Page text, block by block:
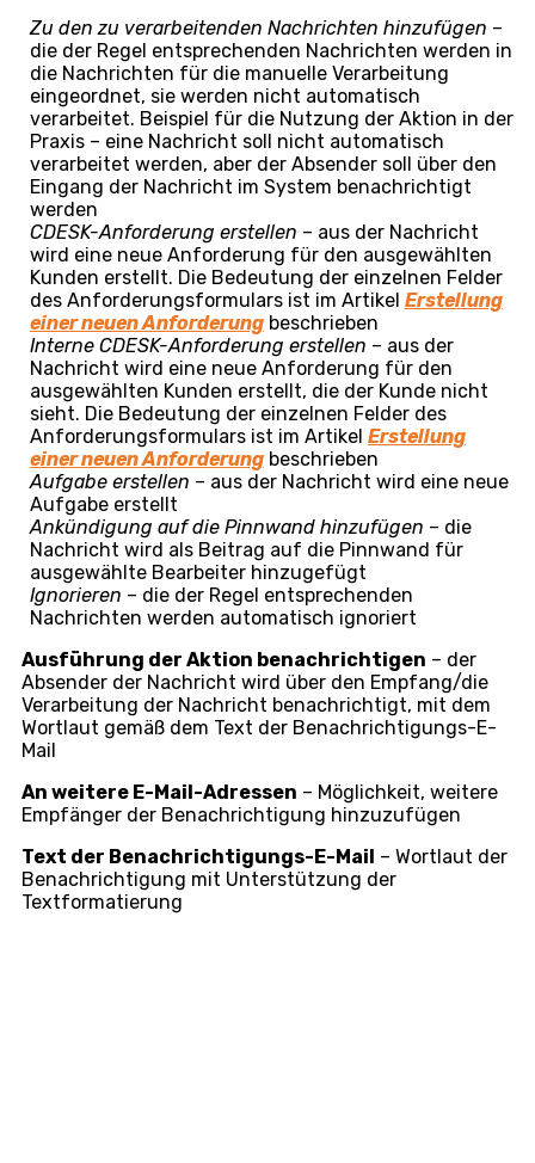
Zu den zu verarbeitenden Nachrichten hinzufügen –
die der Regel entsprechenden Nachrichten werden in
die Nachrichten für die manuelle Verarbeitung
eingeordnet, sie werden nicht automatisch
verarbeitet. Beispiel für die Nutzung der Aktion in der
Praxis – eine Nachricht soll nicht automatisch
verarbeitet werden, aber der Absender soll über den
Eingang der Nachricht im System benachrichtigt
werden
CDESK-Anforderung erstellen – aus der Nachricht
wird eine neue Anforderung für den ausgewählten
Kunden erstellt. Die Bedeutung der einzelnen Felder
des Anforderungsformulars ist im Artikel Erstellung
einer neuen Anforderungbeschrieben
Interne CDESK-Anforderung erstellen – aus der
Nachricht wird eine neue Anforderung für den
ausgewählten Kunden erstellt, die der Kunde nicht
sieht. Die Bedeutung der einzelnen Felder des
Anforderungsformulars ist im Artikel Erstellung
einer neuen Anforderungbeschrieben
Aufgabe erstellen – aus der Nachricht wird eine neue
Aufgabe erstellt
Ankündigung auf die Pinnwand hinzufügen – die
Nachricht wird als Beitrag auf die Pinnwand für
ausgewählte Bearbeiter hinzugefügt
Ignorieren – die der Regel entsprechenden
Nachrichten werden automatisch ignoriert
Ausführung der Aktion benachrichtigen – der
Absender der Nachricht wird über den Empfang/die
Verarbeitung der Nachricht benachrichtigt, mit dem
Wortlaut gemäß dem Text der Benachrichtigungs-E-
Mail
An weitere E-Mail-Adressen – Möglichkeit, weitere
Empfänger der Benachrichtigung hinzuzufügen
Text der Benachrichtigungs-E-Mail – Wortlaut der
Benachrichtigung mit Unterstützung der
Textformatierung